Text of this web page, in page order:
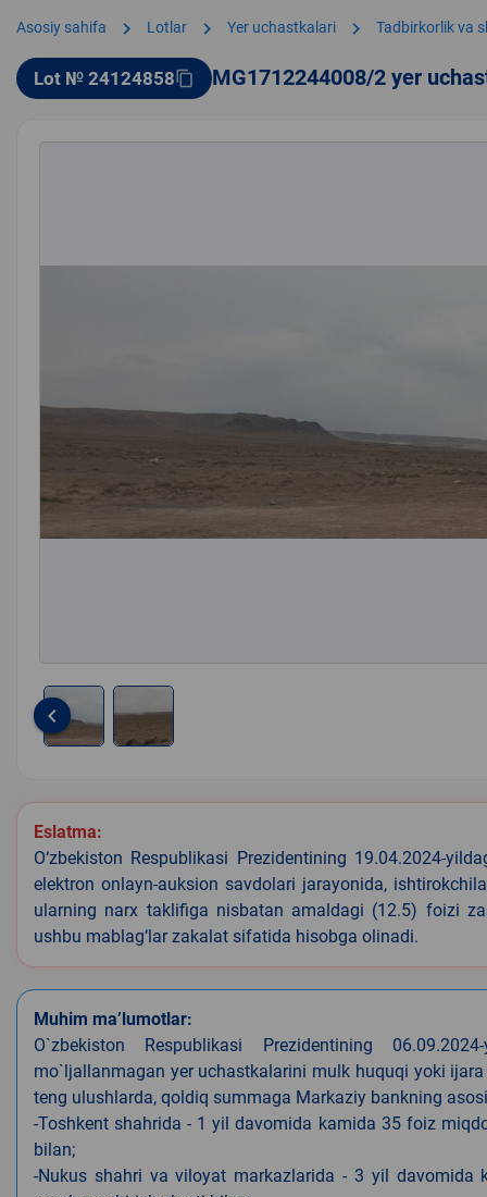
Asosiy sahifa chevron_right Lotlar chevron_right Yer uchastkalari chevron_right Tadbirkorlik va
Lot № 24124858content_copy MG1712244008/2 yer
of
2
keyboard_arrow_left
Eslatma:
O‘zbekiston Respublikasi Prezidentining 19.04.2024-
elektron onlayn-auksion savdolari jarayonida,
ularning narx taklifiga nisbatan amaldagi (12.5) foizi
ushbu mablag‘lar zakalat sifatida hisobga olinadi.
Muhim ma’lumotlar:
O`zbekiston Respublikasi Prezidentining
mo`ljallanmagan yer uchastkalarini mulk huquqi yoki
teng ulushlarda, qoldiq summaga Markaziy bankning
-Toshkent shahrida - 1 yil davomida kamida 35 foiz
bilan;
-Nukus shahri va viloyat markazlarida - 3 yil